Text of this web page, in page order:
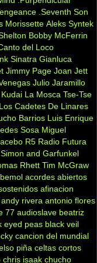
.Seventh Son
Morissette Aleks Syntek
Bobby McFerrin
del Loco
Sinatra Gianluca
Jimmy Page Joan Jett
Julio Jaramillo
Kudai La Mosca Tse-Tse
Los Cadetes De Linares
Barrios Luis Enrique
Sosa Miguel
R5 Radio Futura
Simon and Garfunkel
Rhett Tim McGraw
acordes abiertos
afinacion
andy rivera antonio flores
77 audioslave beatriz
eyed peas black veil
cancion del mundial
piña celtas cortos
chris isaak chucho